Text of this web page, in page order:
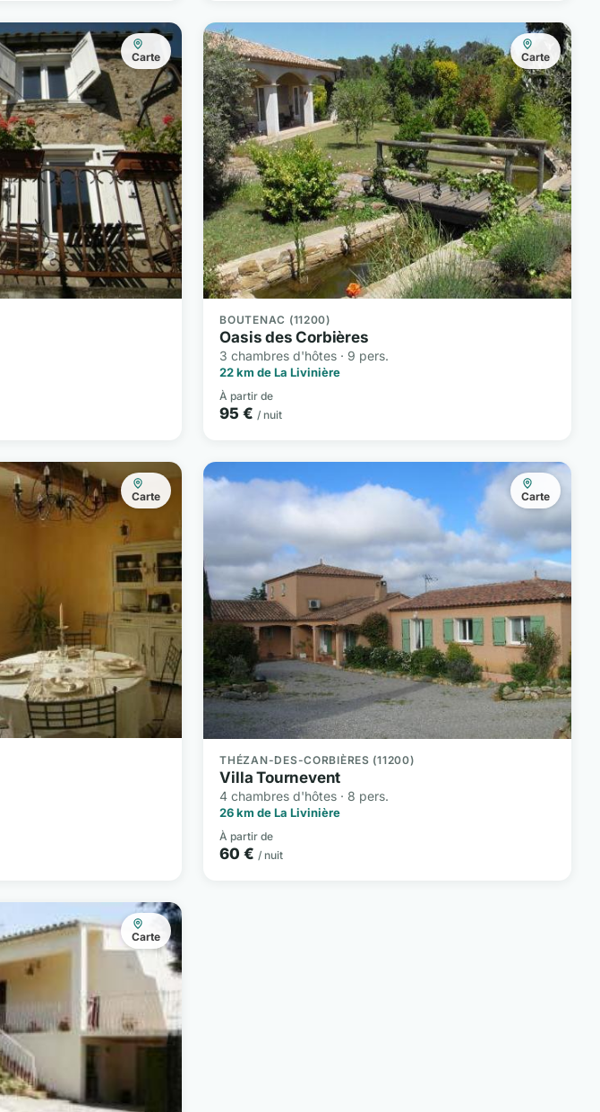
Carte Carte
BOUTENAC (11200)
Oasis des Corbières
3 chambres d'hôtes · 9 pers.
22 km de La Livinière
À partir de
95 €/ nuit
Carte Carte
THÉZAN-DES-CORBIÈRES (11200)
Villa Tournevent
4 chambres d'hôtes · 8 pers.
26 km de La Livinière
À partir de
60 € / nuit
Carte